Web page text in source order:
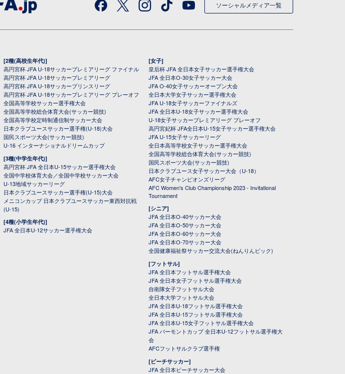
ソーシャルメディア一覧
[2種(高校生年代)]
高円宮杯 JFA U-18サッカープレミアリーグ ファイナル
高円宮杯 JFA U-18サッカープレミアリーグ
高円宮杯 JFA U-18サッカープリンスリーグ
高円宮杯 JFA U-18サッカープレミアリーグ プレーオフ
全国高等学校サッカー選手権大会
全国高等学校総合体育大会(サッカー競技)
全国高等学校定時制通信制サッカー大会
日本クラブユースサッカー選手権(U-18)大会
国民スポーツ大会(サッカー競技)
U-16 インターナショナルドリームカップ
[3種(中学生年代)]
高円宮杯 JFA 全日本U-15サッカー選手権大会
全国中学校体育大会／全国中学校サッカー大会
U-13地域サッカーリーグ
日本クラブユースサッカー選手権(U-15)大会
メニコンカップ 日本クラブユースサッカー東西対抗戦
(U-15)
[4種(小学生年代)]
JFA 全日本U-12サッカー選手権大会
[女子]
皇后杯 JFA 全日本女子サッカー選手権大会
JFA 全日本O-30女子サッカー大会
JFA O-40女子サッカーオープン大会
全日本大学女子サッカー選手権大会
JFA U-18女子サッカーファイナルズ
JFA 全日本U-18女子サッカー選手権大会
U-18女子サッカープレミアリーグ プレーオフ
高円宮妃杯 JFA全日本U-15女子サッカー選手権大会
JFA U-15女子サッカーリーグ
全日本高等学校女子サッカー選手権大会
全国高等学校総合体育大会(サッカー競技)
国民スポーツ大会(サッカー競技)
日本クラブユース女子サッカー大会（U-18）
AFC女子チャンピオンズリーグ
AFC Women's Club Championship 2023 - Invitational
Tournament
[シニア]
JFA 全日本O-40サッカー大会
JFA 全日本O-50サッカー大会
JFA 全日本O-60サッカー大会
JFA 全日本O-70サッカー大会
全国健康福祉祭サッカー交流大会(ねんりんピック)
[フットサル]
JFA 全日本フットサル選手権大会
JFA 全日本女子フットサル選手権大会
自衛隊女子フットサル大会
全日本大学フットサル大会
JFA 全日本U-18フットサル選手権大会
JFA 全日本U-15フットサル選手権大会
JFA 全日本U-15女子フットサル選手権大会
JFA バーモントカップ 全日本U-12フットサル選手権大
会
AFCフットサルクラブ選手権
[ビーチサッカー]
JFA 全日本ビーチサッカー大会